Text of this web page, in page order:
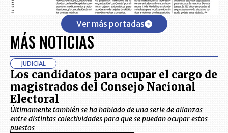
Ver más portadas
MÁS NOTICIAS
JUDICIAL
Los candidatos para ocupar el cargo de
magistrados del Consejo Nacional
Electoral
Últimamente también se ha hablado de una serie de alianzas
entre distintas colectividades para que se puedan ocupar estos
puestos